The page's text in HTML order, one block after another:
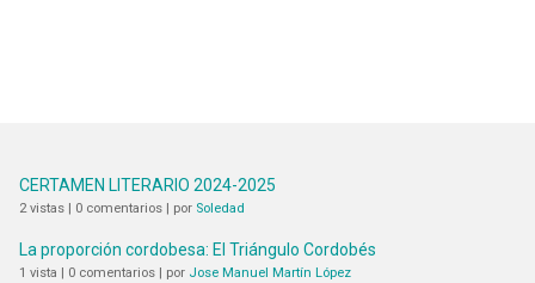
CERTAMEN LITERARIO 2024-2025
2 vistas | 0 comentarios | por Soledad
La proporción cordobesa: El Triángulo Cordobés
1 vista | 0 comentarios | por Jose Manuel Martín López